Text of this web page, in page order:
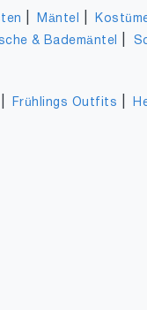
Mäntel
& Bademäntel
Frühlings Outfits